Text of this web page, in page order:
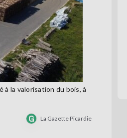
la valorisation du bois, à
La Gazette Picardie